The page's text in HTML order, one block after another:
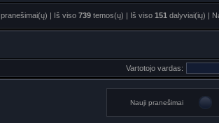
pranešimai(ų) | Iš viso 739 temos(ų) | Iš viso 151 dalyviai(ių) |
Vartotojo vardas:
Nauji pranešimai